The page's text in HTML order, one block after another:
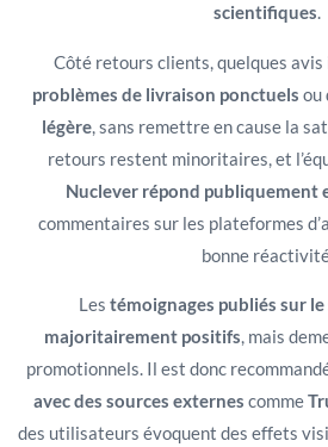
scientifiques.
Côté retours clients, quelques avis
problèmes de livraison ponctuels ou
légère, sans remettre en cause la
retours restent minoritaires, et
Nuclever répond publiquement
commentaires sur les plateformes
bonne
Les témoignages publiés sur
majoritairement positifs, mais
promotionnels. Il est donc
avec des sources externes comme
des utilisateurs évoquent des effets